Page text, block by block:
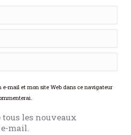
e-mail et mon site Web dans ce navigateur
les nouveaux
mail.